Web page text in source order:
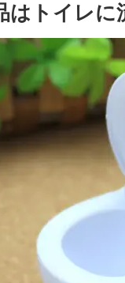
はトイレ